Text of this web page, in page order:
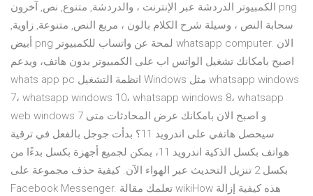
الكمبيوتر الدردشة عبر الإنترنت ، والدردشة, متنوع, نص, آخرون png
سحابة النص ، وسيلة شرح الكلام بالون ، مربع النص, متنوعة, زاوية,
أبيض png لمحة عن واتساب للكمبيوتر whatsapp computer. الان
اصبح بامكانك تشغيل الواتس اب على الكمبيوتر بدون هاتف، ويدعم
whats app pc انظمة التشغيل Windows مثل whatsapp windows
7، whatsapp windows 10، whatsapp windows 8، whatsapp
web windows 7 و اصبح الان بامكانك عرض المحادثات متى
سيحصل هاتفي على اندرويد 11؟ بدأت جوجل بالفعل في ترقية
هواتف بكسل الذكية اندرويد 11، يمكن لجميع أجهزة بكسل بدءًا من
بكسل 2 تنزيل التحديث عبر الهواء الآن. كيفية حذف مجموعة على
Facebook Messenger. تعلمك مقالة wikiHow هذه كيفية إزالة